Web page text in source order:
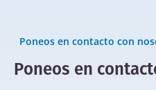
Poneos en contacto con
Poneos en